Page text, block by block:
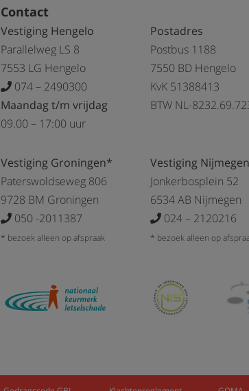
Contact
Vestiging Hengelo
Parallelweg LS 8
7553 LG Hengelo
074 – 2490300
Maandag t/m vrijdag
09.00 – 17:00 uur
Postadres
Postbus 1188
7550 BD Hengelo
KvK 51388413
BTW NL-
Vestiging Groningen*
Paterswoldseweg 806
9728 BM Groningen
050 -2011387
* bezoek alleen op afspraak
Vestiging
Jonkerbosplein 52
6534 AB Nijmegen
024 – 2120216
* bezoek alleen op